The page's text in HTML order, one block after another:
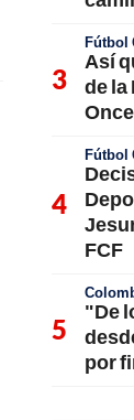
Fútbol
Así
de la
Fútbol
FCF
"De
por